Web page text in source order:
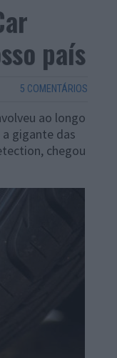
país
5 COMENTÁRIOS
ao longo
a gigante das
chegou